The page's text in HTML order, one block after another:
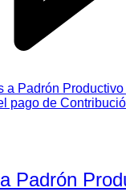
Padrón